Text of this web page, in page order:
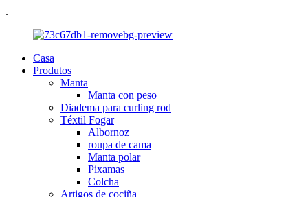
.
Casa
Produtos
Manta
Manta con peso
Diadema para curling rod
Téxtil Fogar
Albornoz
roupa de cama
Manta polar
Pixamas
Colcha
Artigos de cociña